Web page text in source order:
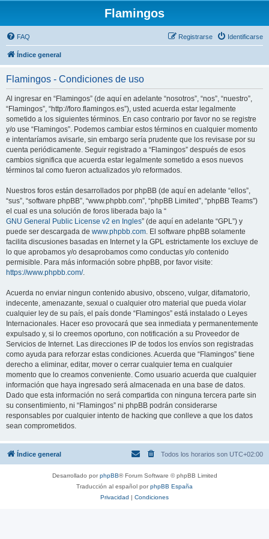
Flamingos
FAQ Identificarse
Registrarse
Índice general
Flamingos - Condiciones de uso
Al ingresar en “Flamingos” (de aquí en adelante “nosotros”, “nos”, “nuestro”,
“Flamingos”, “http://foro.flamingos.es”), usted acuerda estar legalmente
sometido a los siguientes términos. En caso contrario por favor no se registre
y/o use “Flamingos”. Podemos cambiar estos términos en cualquier momento
e intentaríamos avisarle, sin embargo sería prudente que los revisase por su
cuenta periódicamente. Seguir registrado a “Flamingos” después de esos
cambios significa que acuerda estar legalmente sometido a esos nuevos
términos tal como fueron actualizados y/o reformados.
Nuestros foros están desarrollados por phpBB (de aquí en adelante “ellos”,
“sus”, “software phpBB”, “www.phpbb.com”, “phpBB Limited”, “phpBB Teams”)
el cual es una solución de foros liberada bajo la “
GNU General Public License v2 en Ingles” (de aquí en adelante “GPL”) y
puede ser descargada de www.phpbb.com. El software phpBB solamente
facilita discusiones basadas en Internet y la GPL estrictamente los excluye de
lo que aprobamos y/o desaprobamos como conductas y/o contenido
permisible. Para más información sobre phpBB, por favor visite:
https://www.phpbb.com/.
Acuerda no enviar ningun contenido abusivo, obsceno, vulgar, difamatorio,
indecente, amenazante, sexual o cualquier otro material que pueda violar
cualquier ley de su país, el país donde “Flamingos” está instalado o Leyes
Internacionales. Hacer eso provocará que sea inmediata y permanentemente
expulsado y, si lo creemos oportuno, con notificación a su Proveedor de
Servicios de Internet. Las direcciones IP de todos los envíos son registradas
como ayuda para reforzar estas condiciones. Acuerda que “Flamingos” tiene
derecho a eliminar, editar, mover o cerrar cualquier tema en cualquier
momento que lo creamos conveniente. Como usuario acuerda que cualquier
información que haya ingresado será almacenada en una base de datos.
Dado que esta información no será compartida con ninguna tercera parte sin
su consentimiento, ni “Flamingos” ni phpBB podrán considerarse
responsables por cualquier intento de hacking que conlleve a que los datos
sean comprometidos.
Índice general Todos los horarios son UTC+02:00
Desarrollado porphpBB® Forum Software © phpBB Limited
Traducción al español porphpBB España
Privacidad | Condiciones